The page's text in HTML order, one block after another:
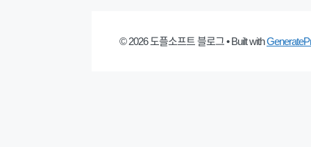
© 2026 도플소프트 블로그• Built with